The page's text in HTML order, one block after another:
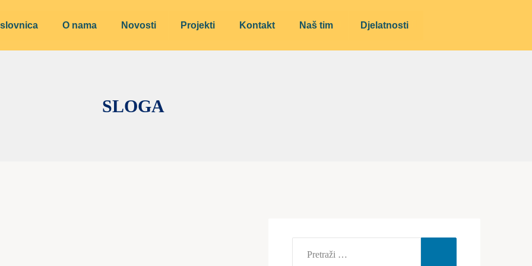
O nama Novosti Projekti Kontakt Naš tim Djelatnosti
SLOGA